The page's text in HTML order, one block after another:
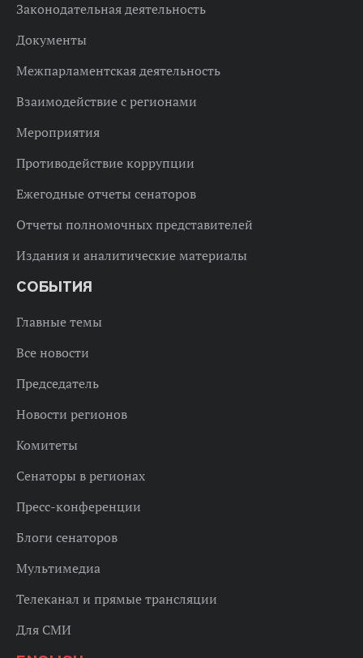
Законодательная деятельность
Документы
Межпарламентская деятельность
Взаимодействие с регионами
Мероприятия
Противодействие коррупции
Ежегодные отчеты сенаторов
Отчеты полномочных представителей
Издания и аналитические материалы
СОБЫТИЯ
Главные темы
Все новости
Председатель
Новости регионов
Комитеты
Сенаторы в регионах
Пресс-конференции
Блоги сенаторов
Мультимедиа
Телеканал и прямые трансляции
Для СМИ